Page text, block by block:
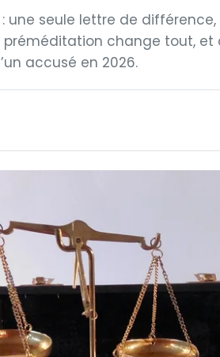
une seule lettre de
préméditation change tout,
accusé en 2026.